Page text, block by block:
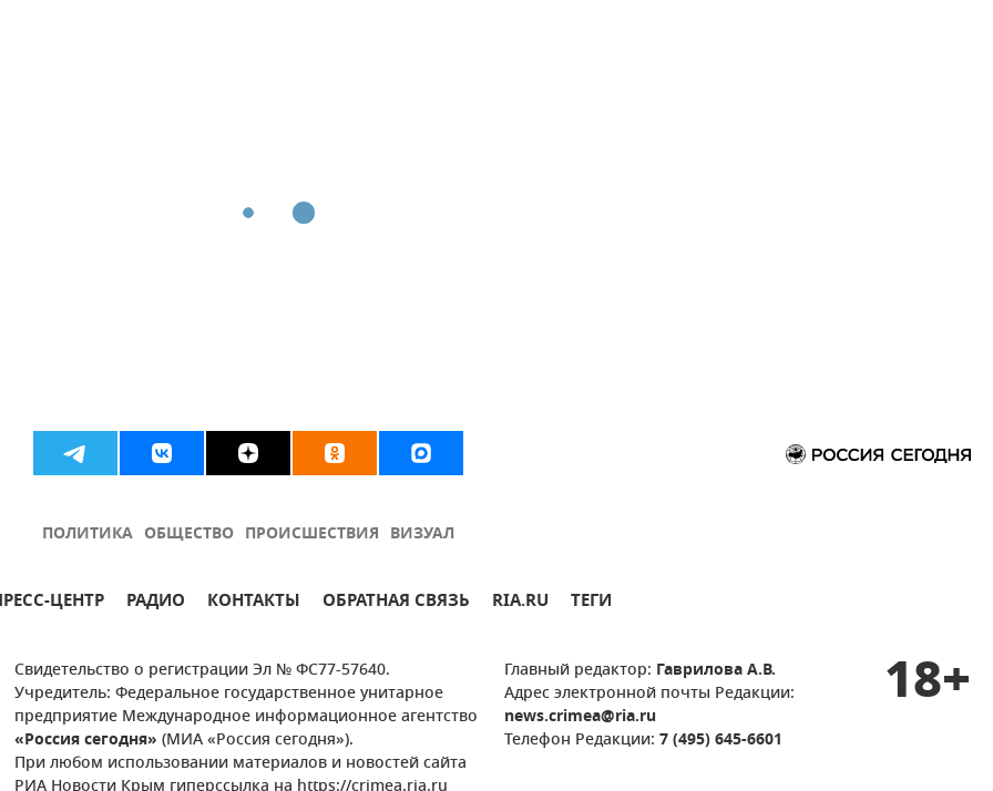
ПОЛИТИКА ОБЩЕСТВО ПРОИСШЕСТВИЯ ВИЗУАЛ
ЦЕНТР РАДИО КОНТАКТЫ ОБРАТНАЯ СВЯЗЬ RIA.RU ТЕГИ
Свидетельство о регистрации Эл № ФС77-57640.
Учредитель: Федеральное государственное унитарное
предприятие Международное информационное агентство
«Россия сегодня» (МИА «Россия сегодня»).
При любом использовании материалов и новостей сайта
Главный редактор: Гаврилова А.В.
Адрес электронной почты Редакции:
news.crimea@ria.ru
Телефон Редакции: 7 (495) 645-6601
18+